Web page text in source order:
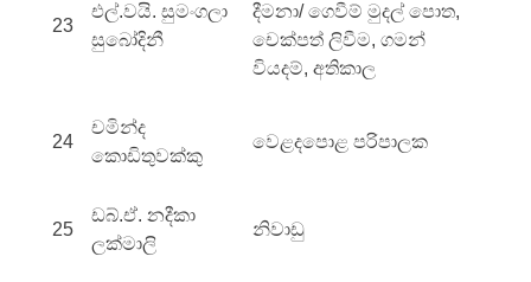
23
එල්.වයි. සුමංගලා
සුබෝදිනී
දීමනා/ ගෙවීම් මුදල් පොත,
චෙක්පත් ලිවීම, ගමන්
වියදම්, අතිකාල
24
චමින්ද
කොඩිතුවක්කු
වෙළදපොළ පරිපාලක
25
ඩබ්.ඒ. නදීකා
ලක්මාලි
නිවාඩු